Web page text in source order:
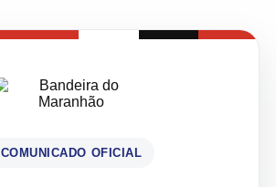
COMUNICADO OFICIAL